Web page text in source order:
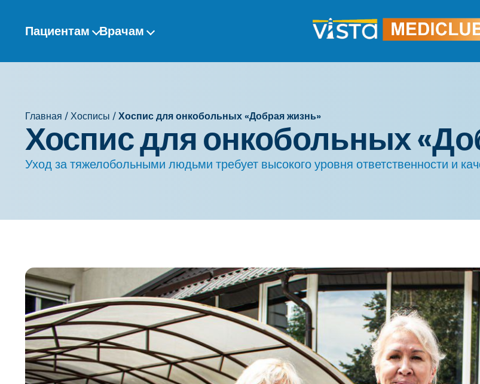
содержанию
Пациентам Врачам
Главная /Хосписы /Хоспис для онкобольных «Добрая жизнь»
Хоспис для онкобольных
Уход за тяжелобольными людьми требует высокого уровня ответственности и